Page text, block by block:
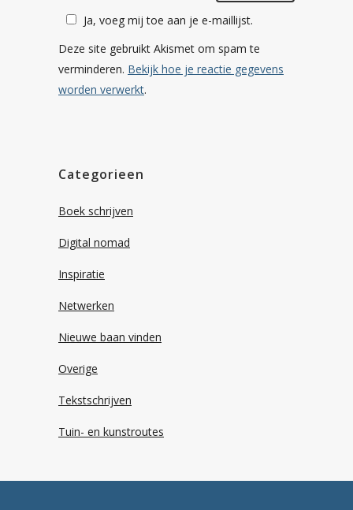
Ja, voeg mij toe aan je e-maillijst.
Deze site gebruikt Akismet om spam te
verminderen. Bekijk hoe je reactie gegevens
worden verwerkt.
Categorieen
Boek schrijven
Digital nomad
Inspiratie
Netwerken
Nieuwe baan vinden
Overige
Tekstschrijven
Tuin- en kunstroutes